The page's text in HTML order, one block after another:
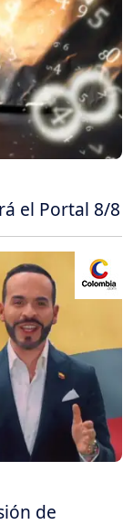
el Portal 8/8
de